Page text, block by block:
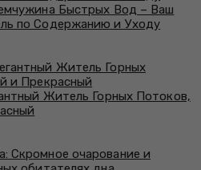
Быстрых Вод – Ваш
по Содержанию и Уходу
Житель Горных Потоков,